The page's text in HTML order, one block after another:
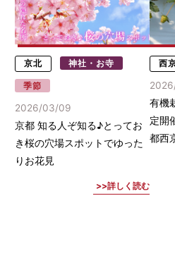
京北 神社・お寺
季節
2026/03/09
京都 知る人ぞ知る♪とってお
き桜の穴場スポットでゆった
りお花見
詳しく読む
西
有機
定開
都西